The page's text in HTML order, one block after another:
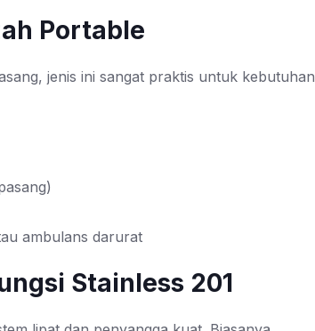
Portable
jenis ini sangat praktis untuk kebutuhan
ambulans darurat
Stainless 201